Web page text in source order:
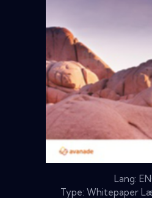
Lang:
Type: Whitepaper